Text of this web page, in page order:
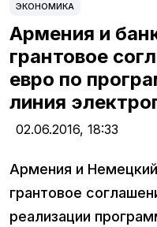
ЭКОНОМИКА
Армения и
грантовое
евро по
линия
02.06.2016, 18:33
Армения и
грантовое
реализации